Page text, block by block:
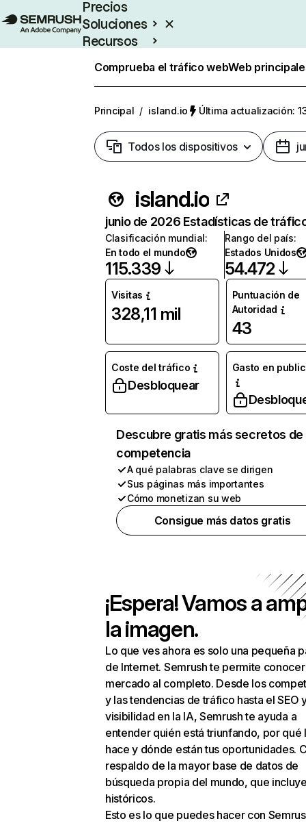
Precios
Soluciones
Recursos
Comprueba el tráfico webWeb
Principal / island.io Última actualización:
Todos los dispositivos
island.io
junio de 2026 Estadísticas de
Clasificación mundial:
En todo el mundo
115.339
Rango del país:
Estados Unidos
54.472
Visitas
328,11 mil
Puntuación de
Autoridad
43
Coste del tráfico
Desbloquear
Gasto en
Descubre gratis más secretos de
competencia
A qué palabras clave se dirigen
Sus páginas más importantes
Cómo monetizan su web
Consigue más datos gratis
¡Espera! Vamos a
la imagen.
Lo que ves ahora es solo una pequeña
de Internet. Semrush te permite
mercado al completo. Desde los
y las tendencias de tráfico hasta el SEO
visibilidad en la IA, Semrush te ayuda a
entender quién está triunfando, por qué
hace y dónde están tus oportunidades.
respaldo de la mayor base de datos de
búsqueda propia del mundo, que
históricos.
Esto es lo que puedes hacer con